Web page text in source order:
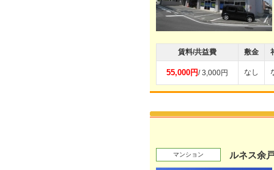
賃料/共益費 敷金
55,000円/ 3,000円 なし
マンション ルネス余